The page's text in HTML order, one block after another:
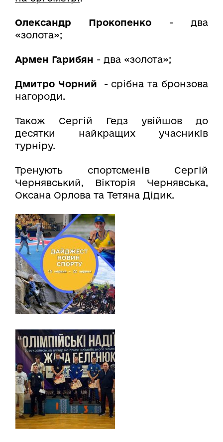
Олександр Прокопенко - два
«золота»;
Армен Гарибян - два «золота»;
Дмитро Чорний - срібна та бронзова
нагороди.
Також Сергій Гедз увійшов до
десятки найкращих учасників
турніру.
Тренують спортсменів Сергій
Чернявський, Вікторія Чернявська,
Оксана Орлова та Тетяна Дідик.